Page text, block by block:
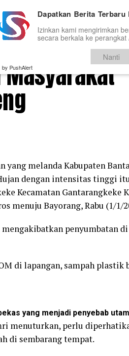
PENDIDIKAN OLAHRAGA
Masyarakat
yang melanda Kabupaten
dengan intensitas tinggi
Kecamatan Gantarangkeke
menuju Bayorang, Rabu (1/1/
penyumbatan
di lapangan, sampah plastik
yang menjadi penyebab
menuturkan, perlu
di sembarang tempat.
Dapatkan Berita Terbaru
Izinkan kami mengirimkan
secara berkala ke perangkat
Nanti
by PushAlert